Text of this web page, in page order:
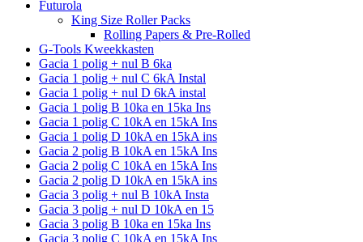
Futurola
King Size Roller Packs
Rolling Papers & Pre-Rolled
G-Tools Kweekkasten
Gacia 1 polig + nul B 6ka
Gacia 1 polig + nul C 6kA Instal
Gacia 1 polig + nul D 6kA instal
Gacia 1 polig B 10ka en 15ka Ins
Gacia 1 polig C 10kA en 15kA Ins
Gacia 1 polig D 10kA en 15kA ins
Gacia 2 polig B 10kA en 15kA Ins
Gacia 2 polig C 10kA en 15kA Ins
Gacia 2 polig D 10kA en 15kA ins
Gacia 3 polig + nul B 10kA Insta
Gacia 3 polig + nul D 10kA en 15
Gacia 3 polig B 10ka en 15ka Ins
Gacia 3 polig C 10kA en 15kA Ins